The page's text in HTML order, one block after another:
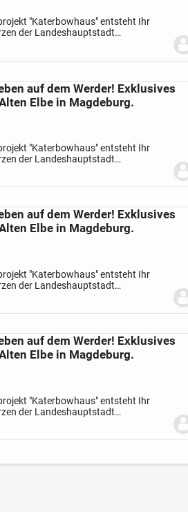
"Katerbowhaus" entsteht Ihr
der Landeshauptstadt
besonderen Art fügt sich das
auf dem Werder! Exklusives
Elbe in Magdeburg.
"Katerbowhaus" entsteht Ihr
der Landeshauptstadt
besonderen Art fügt sich das
auf dem Werder! Exklusives
Elbe in Magdeburg.
"Katerbowhaus" entsteht Ihr
der Landeshauptstadt
besonderen Art fügt sich das
auf dem Werder! Exklusives
Elbe in Magdeburg.
"Katerbowhaus" entsteht Ihr
der Landeshauptstadt
besonderen Art fügt sich das